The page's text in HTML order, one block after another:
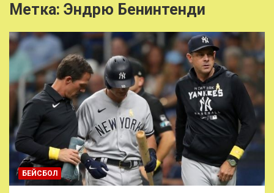
Метка: Эндрю Бенинтенди
БЕЙСБОЛ